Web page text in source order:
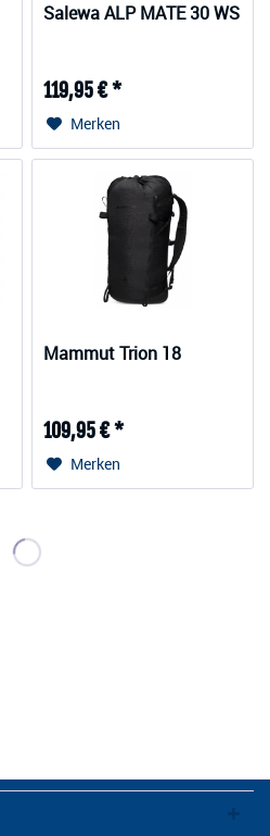
Salewa ALP MATE 30 WS
119,95 € *
Merken
Mammut Trion 18
109,95 € *
Merken